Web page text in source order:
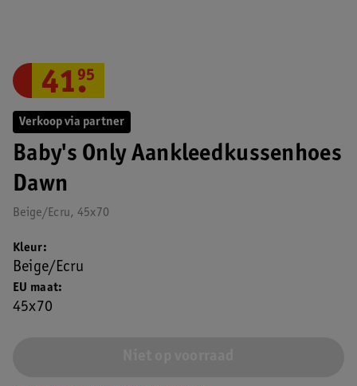
Verkoop via partner
Baby's Only Aankleedkussenhoes
Dawn
Beige/Ecru, 45x70
41.
95
EU maat
45x70
Kleur
Beige/Ecru